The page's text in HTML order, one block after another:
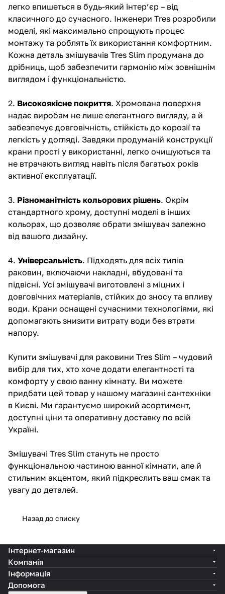
легко впишеться в будь-який інтер’єр – від
класичного до сучасного. Інженери Tres розробили
моделі, які максимально спрощують процес
монтажу та роблять їх використання комфортним.
Кожна деталь змішувачів Tres Slim продумана до
дрібниць, щоб забезпечити гармонію між зовнішнім
виглядом і функціональністю.
2. Високоякісне покриття. Хромована поверхня
надає виробам не лише елегантного вигляду, а й
забезпечує довговічність, стійкість до корозії та
легкість у догляді. Завдяки продуманій конструкції
крани прості у використанні, легко очищуються та
не втрачають вигляд навіть після багатьох років
активної експлуатації.
3. Різноманітність кольорових рішень. Окрім
стандартного хрому, доступні моделі в інших
кольорах, що дозволяє обрати змішувач залежно
від вашого дизайну.
4. Універсальність. Підходять для всіх типів
раковин, включаючи накладні, вбудовані та
підвісні. Усі змішувачі виготовлені з міцних і
довговічних матеріалів, стійких до зносу та впливу
води. Крани оснащені сучасними технологіями, які
допомагають знизити витрату води без втрати
напору.
Купити змішувачі для раковини Tres Slim – чудовий
вибір для тих, хто хоче додати елегантності та
комфорту у свою ванну кімнату. Ви можете
придбати цей товар у нашому магазині сантехніки
в Києві. Ми гарантуємо широкий асортимент,
доступні ціни та оперативну доставку по всій
Україні.
Змішувачі Tres Slim стануть не просто
функціональною частиною ванної кімнати, але й
стильним акцентом, який підкреслить ваш смак та
увагу до деталей.
Назад до списку
Інтернет-магазин
Компанія
Інформація
Допомога